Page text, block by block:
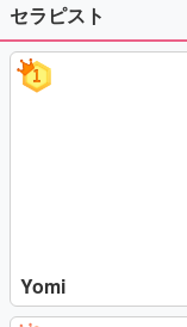
セラピスト
Yomi